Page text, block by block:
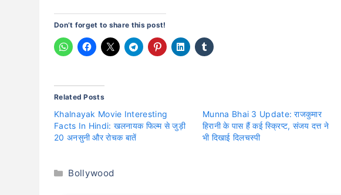
Don’t forget to share this post!
Related Posts
Khalnayak Movie Interesting
Facts In Hindi: खलनायक फिल्म से जुड़ी
20 अनसुनी और रोचक बातें
Munna Bhai 3 Update: राजकुमार
हिरानी के पास हैं कई स्क्रिप्ट, संजय दत्त ने
भी दिखाई दिलचस्पी
Categories
Bollywood